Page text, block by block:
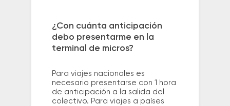
¿Con cuánta anticipación
debo presentarme en la
terminal de micros?
Para viajes nacionales es
necesario presentarse con 1 hora
de anticipación a la salida del
colectivo. Para viajes a países